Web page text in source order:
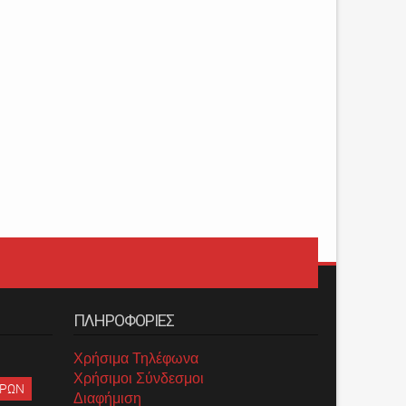
ΠΛΗΡΟΦΟΡΙΕΣ
Χρήσιμα Τηλέφωνα
Χρήσιμοι Σύνδεσμοι
Διαφήμιση